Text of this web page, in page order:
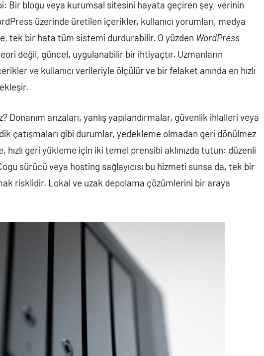
Bir blogu veya kurumsal sitesini hayata geçiren şey, verinin
üzerinde üretilen içerikler, kullanıcı yorumları, medya
tek bir hata tüm sistemi durdurabilir. O yüzden WordPress
değil, güncel, uygulanabilir bir ihtiyaçtır. Uzmanların
ve kullanıcı verileriyle ölçülür ve bir felaket anında en hızlı
arızaları, yanlış yapılandırmalar, güvenlik ihlalleri veya
çatışmaları gibi durumlar, yedekleme olmadan geri dönülmez
hızlı geri yükleme için iki temel prensibi aklınızda tutun: düzenli
sürücü veya hosting sağlayıcısı bu hizmeti sunsa da, tek bir
risklidir. Lokal ve uzak depolama çözümlerini bir araya